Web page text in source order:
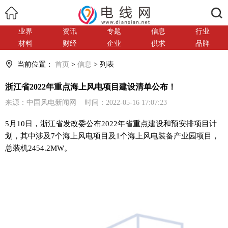
业界 资讯 专题 信息
行业
材料
财经 企业 供求 品牌
当前位置： 首页 > 信息 > 列表
浙江省2022年重点海上风电项目建设清单公布！
来源：中国风电新闻网 时间：2022-05-16 17:07:23
5月10日，浙江省发改委公布2022年省重点建设和预安排项目计
划，其中涉及7个海上风电项目及1个海上风电装备产业园项目，
总装机2454.2MW。